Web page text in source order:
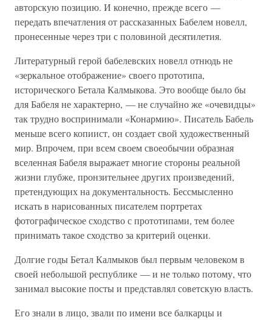
авторскую позицию. И конечно, прежде всего —
передать впечатления от рассказанных Бабелем новелл,
пронесенные через три с половиной десятилетия.
Литературный герой бабелевских новелл отнюдь не
«зеркальное отображение» своего прототипа,
исторического Бетала Калмыкова. Это вообще было бы
для Бабеля не характерно, — не случайно же «очевидцы»
так трудно воспринимали «Конармию». Писатель Бабель
меньше всего копиист, он создает свой художественный
мир. Впрочем, при всем своем своеобычии образная
вселенная Бабеля выражает многие стороны реальной
жизни глубже, пронзительнее других произведений,
претендующих на документальность. Бессмысленно
искать в нарисованных писателем портретах
фотографическое сходство с прототипами, тем более
принимать такое сходство за критерий оценки.
Долгие годы Бетал Калмыков был первым человеком в
своей небольшой республике — и не только потому, что
занимал высокие посты и представлял советскую власть.
Его знали в лицо, звали по имени все балкарцы и